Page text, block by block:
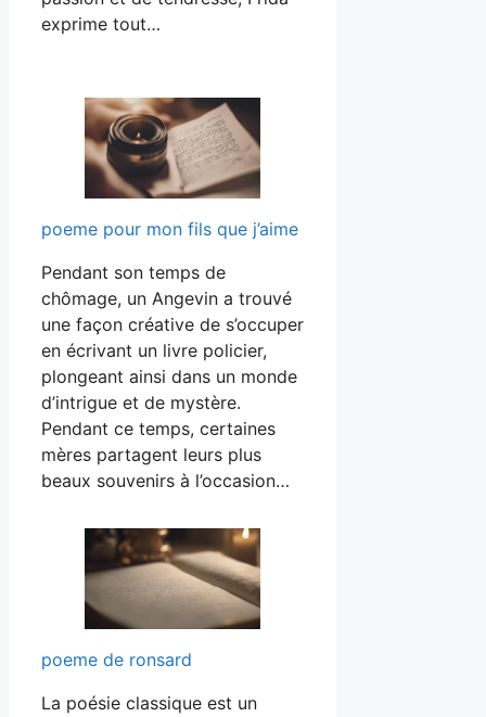
exprime tout…
poeme pour mon fils que j’aime
Pendant son temps de
chômage, un Angevin a trouvé
une façon créative de s’occuper
en écrivant un livre policier,
plongeant ainsi dans un monde
d’intrigue et de mystère.
Pendant ce temps, certaines
mères partagent leurs plus
beaux souvenirs à l’occasion…
poeme de ronsard
La poésie classique est un